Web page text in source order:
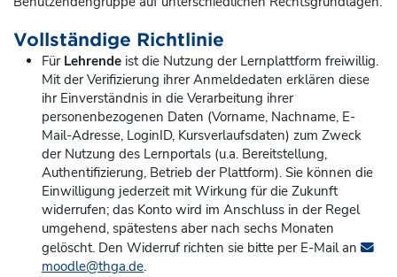
Vollständige Richtlinie
Für Lehrende ist die Nutzung der Lernplattform freiwillig.
Mit der Verifizierung ihrer Anmeldedaten erklären diese
ihr Einverständnis in die Verarbeitung ihrer
personenbezogenen Daten (Vorname, Nachname, E-
Mail-Adresse, LoginID, Kursverlaufsdaten) zum Zweck
der Nutzung des Lernportals (u.a. Bereitstellung,
Authentifizierung, Betrieb der Plattform). Sie können die
Einwilligung jederzeit mit Wirkung für die Zukunft
widerrufen; das Konto wird im Anschluss in der Regel
umgehend, spätestens aber nach sechs Monaten
gelöscht. Den Widerruf richten sie bitte per E-Mail an
moodle@thga.de.